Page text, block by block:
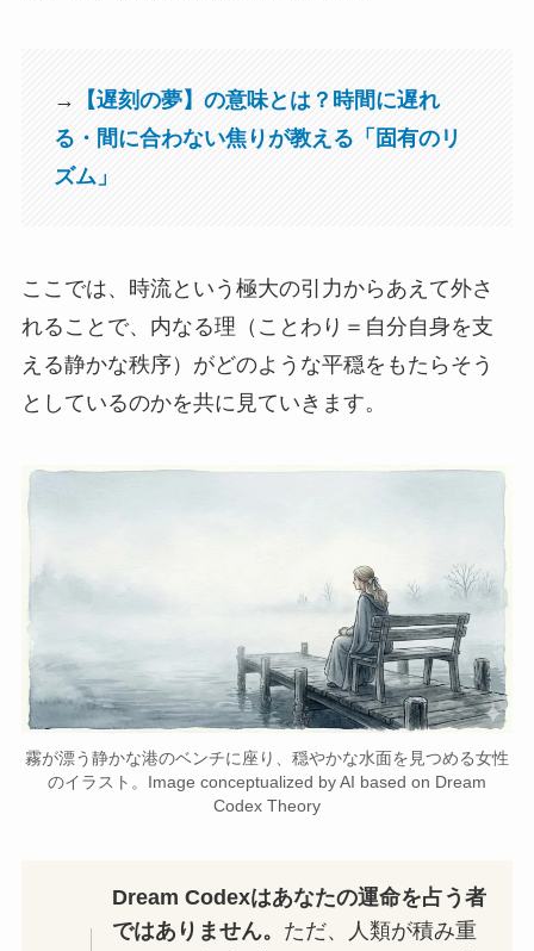
→
【遅刻の夢】の意味とは？時間に遅れ
る・間に合わない焦りが教える「固有のリ
ズム」
ここでは、時流という極大の引力からあえて外さ
れることで、内なる理（ことわり＝自分自身を支
える静かな秩序）がどのような平穏をもたらそう
としているのかを共に見ていきます。
霧が漂う静かな港のベンチに座り、穏やかな水面を見つめる女性
のイラスト。Image conceptualized by AI based on Dream
Codex Theory
Dream Codexはあなたの運命を占う者
ではありません。 ただ、人類が積み重